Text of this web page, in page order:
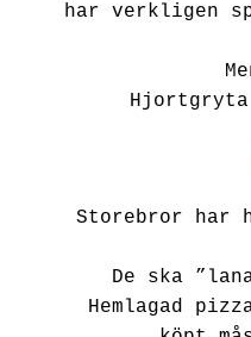
har verkligen
Hjortgryta
Storebror har
De ska
Hemlagad